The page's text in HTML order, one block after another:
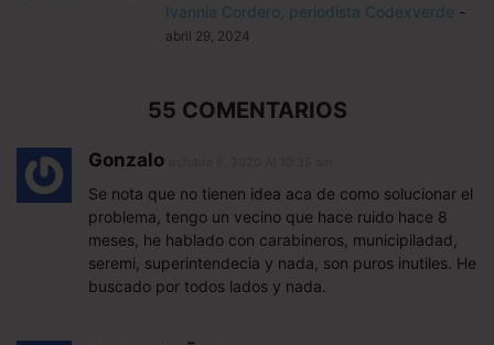
Ivannia Cordero, periodista Codexverde -
abril 29, 2024
55 COMENTARIOS
Gonzalo
Se nota que no tienen idea aca de como solucionar el
problema, tengo un vecino que hace ruido hace 8
meses, he hablado con carabineros, municipiladad,
seremi, superintendecia y nada, son puros inutiles. He
buscado por todos lados y nada.